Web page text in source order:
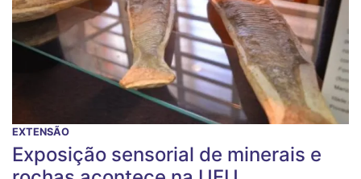
EXTENSÃO
Exposição sensorial de minerais e